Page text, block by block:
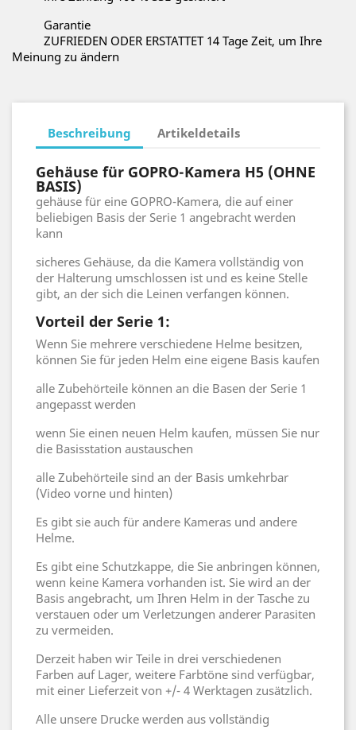
Garantie
ZUFRIEDEN ODER ERSTATTET 14 Tage Zeit, um Ihre
Meinung zu ändern
Beschreibung Artikeldetails
Gehäuse für GOPRO-Kamera H5 (OHNE
BASIS)
gehäuse für eine GOPRO-Kamera, die auf einer
beliebigen Basis der Serie 1 angebracht werden
kann
sicheres Gehäuse, da die Kamera vollständig von
der Halterung umschlossen ist und es keine Stelle
gibt, an der sich die Leinen verfangen können.
Vorteil der Serie 1:
Wenn Sie mehrere verschiedene Helme besitzen,
können Sie für jeden Helm eine eigene Basis kaufen
alle Zubehörteile können an die Basen der Serie 1
angepasst werden
wenn Sie einen neuen Helm kaufen, müssen Sie nur
die Basisstation austauschen
alle Zubehörteile sind an der Basis umkehrbar
(Video vorne und hinten)
Es gibt sie auch für andere Kameras und andere
Helme.
Es gibt eine Schutzkappe, die Sie anbringen können,
wenn keine Kamera vorhanden ist. Sie wird an der
Basis angebracht, um Ihren Helm in der Tasche zu
verstauen oder um Verletzungen anderer Parasiten
zu vermeiden.
Derzeit haben wir Teile in drei verschiedenen
Farben auf Lager, weitere Farbtöne sind verfügbar,
mit einer Lieferzeit von +/- 4 Werktagen zusätzlich.
Alle unsere Drucke werden aus vollständig